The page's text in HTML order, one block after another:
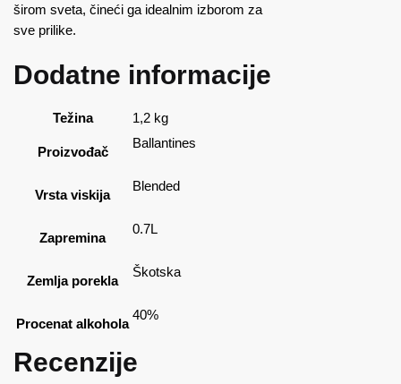
širom sveta, čineći ga idealnim izborom za
sve prilike.
Dodatne informacije
Težina 1,2 kg
Proizvođač
Ballantines
Vrsta viskija
Blended
Zapremina
0.7L
Zemlja porekla
Škotska
Procenat alkohola
40%
Recenzije